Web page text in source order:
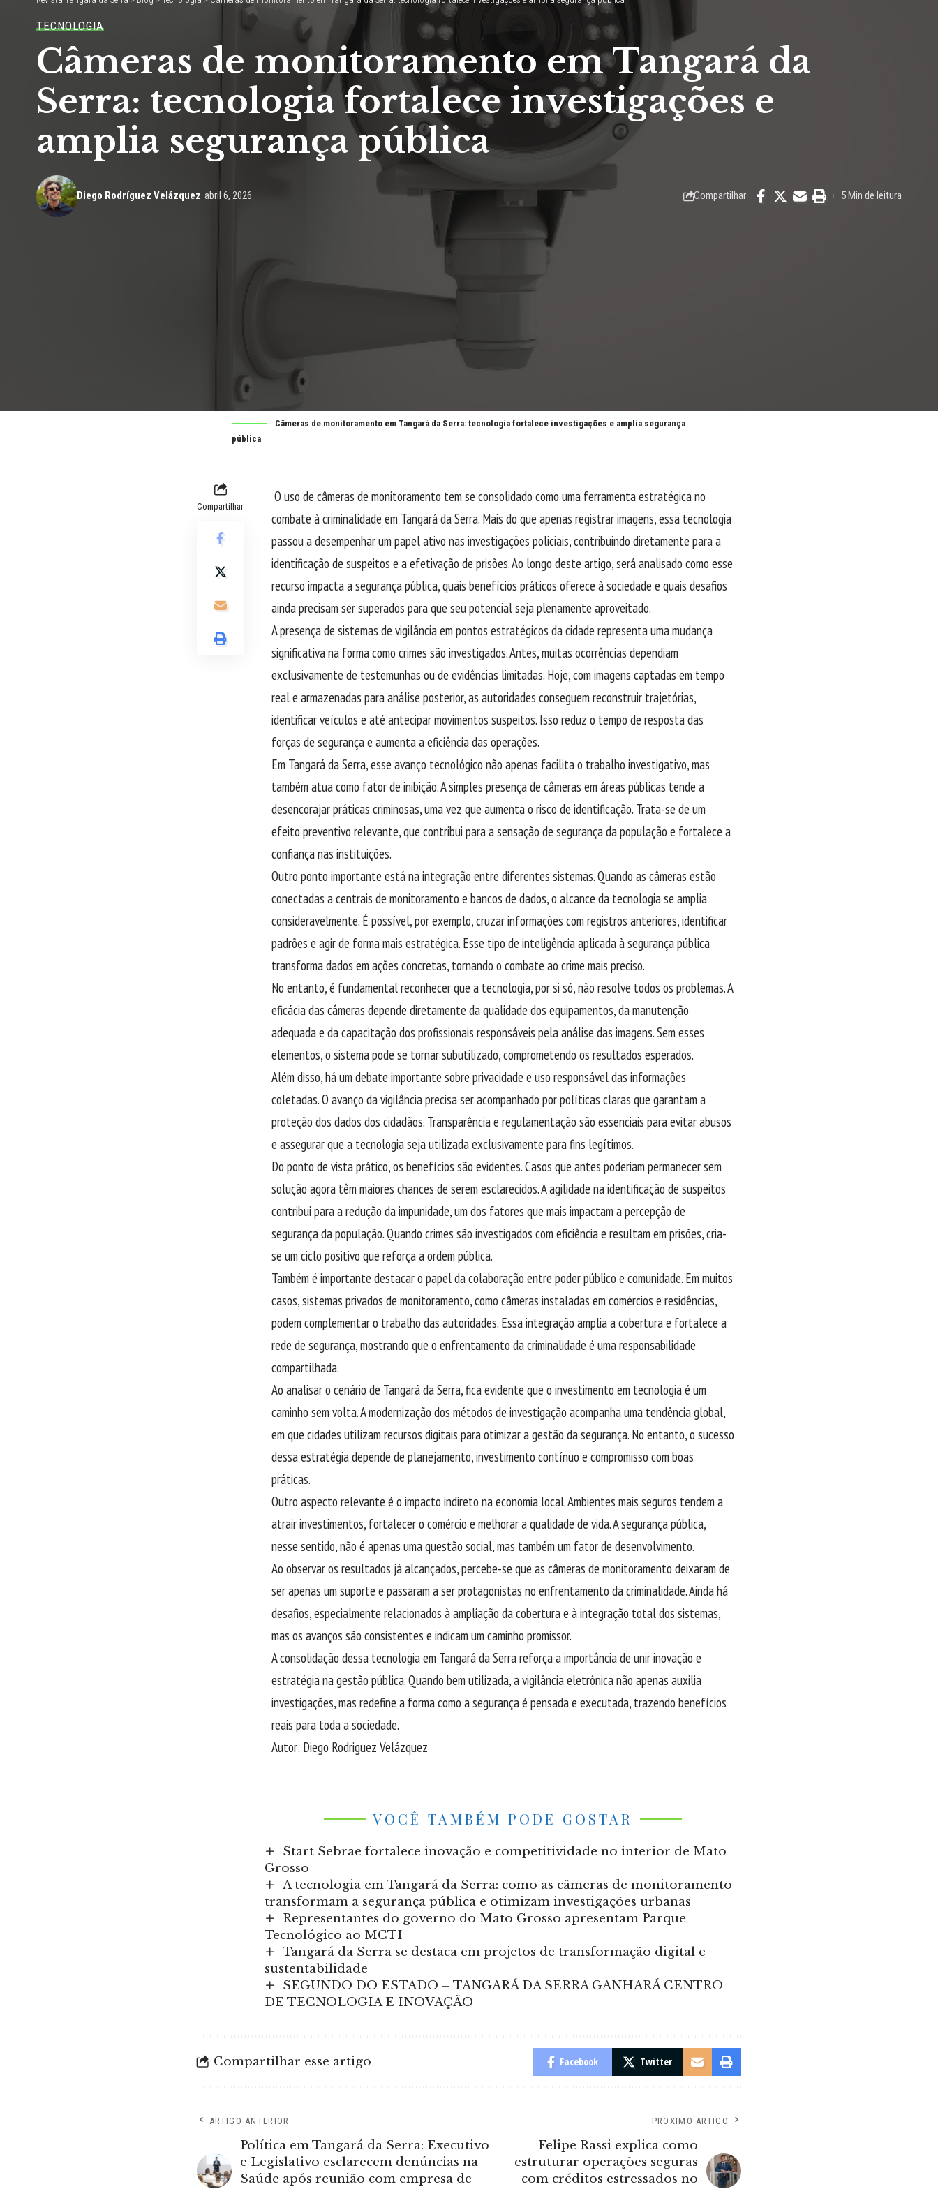
TECNOLOGIA
Câmeras de monitoramento em Tangará da
Serra: tecnologia fortalece investigações e
amplia segurança pública
Diego Rodríguez Velázquez abril 6, 2026 Compartilhar 5 Min de leitura
Câmeras de monitoramento em Tangará da Serra: tecnologia fortalece investigações e amplia segurança
pública
Compartilhar
O uso de câmeras de monitoramento tem se consolidado como uma ferramenta estratégica no
combate à criminalidade em Tangará da Serra. Mais do que apenas registrar imagens, essa tecnologia
passou a desempenhar um papel ativo nas investigações policiais, contribuindo diretamente para a
identificação de suspeitos e a efetivação de prisões. Ao longo deste artigo, será analisado como esse
recurso impacta a segurança pública, quais benefícios práticos oferece à sociedade e quais desafios
ainda precisam ser superados para que seu potencial seja plenamente aproveitado.
A presença de sistemas de vigilância em pontos estratégicos da cidade representa uma mudança
significativa na forma como crimes são investigados. Antes, muitas ocorrências dependiam
exclusivamente de testemunhas ou de evidências limitadas. Hoje, com imagens captadas em tempo
real e armazenadas para análise posterior, as autoridades conseguem reconstruir trajetórias,
identificar veículos e até antecipar movimentos suspeitos. Isso reduz o tempo de resposta das
forças de segurança e aumenta a eficiência das operações.
Em Tangará da Serra, esse avanço tecnológico não apenas facilita o trabalho investigativo, mas
também atua como fator de inibição. A simples presença de câmeras em áreas públicas tende a
desencorajar práticas criminosas, uma vez que aumenta o risco de identificação. Trata-se de um
efeito preventivo relevante, que contribui para a sensação de segurança da população e fortalece a
confiança nas instituições.
Outro ponto importante está na integração entre diferentes sistemas. Quando as câmeras estão
conectadas a centrais de monitoramento e bancos de dados, o alcance da tecnologia se amplia
consideravelmente. É possível, por exemplo, cruzar informações com registros anteriores, identificar
padrões e agir de forma mais estratégica. Esse tipo de inteligência aplicada à segurança pública
transforma dados em ações concretas, tornando o combate ao crime mais preciso.
No entanto, é fundamental reconhecer que a tecnologia, por si só, não resolve todos os problemas. A
eficácia das câmeras depende diretamente da qualidade dos equipamentos, da manutenção
adequada e da capacitação dos profissionais responsáveis pela análise das imagens. Sem esses
elementos, o sistema pode se tornar subutilizado, comprometendo os resultados esperados.
Além disso, há um debate importante sobre privacidade e uso responsável das informações
coletadas. O avanço da vigilância precisa ser acompanhado por políticas claras que garantam a
proteção dos dados dos cidadãos. Transparência e regulamentação são essenciais para evitar abusos
e assegurar que a tecnologia seja utilizada exclusivamente para fins legítimos.
Do ponto de vista prático, os benefícios são evidentes. Casos que antes poderiam permanecer sem
solução agora têm maiores chances de serem esclarecidos. A agilidade na identificação de suspeitos
contribui para a redução da impunidade, um dos fatores que mais impactam a percepção de
segurança da população. Quando crimes são investigados com eficiência e resultam em prisões, cria-
se um ciclo positivo que reforça a ordem pública.
Também é importante destacar o papel da colaboração entre poder público e comunidade. Em muitos
casos, sistemas privados de monitoramento, como câmeras instaladas em comércios e residências,
podem complementar o trabalho das autoridades. Essa integração amplia a cobertura e fortalece a
rede de segurança, mostrando que o enfrentamento da criminalidade é uma responsabilidade
compartilhada.
Ao analisar o cenário de Tangará da Serra, fica evidente que o investimento em tecnologia é um
caminho sem volta. A modernização dos métodos de investigação acompanha uma tendência global,
em que cidades utilizam recursos digitais para otimizar a gestão da segurança. No entanto, o sucesso
dessa estratégia depende de planejamento, investimento contínuo e compromisso com boas
práticas.
Outro aspecto relevante é o impacto indireto na economia local. Ambientes mais seguros tendem a
atrair investimentos, fortalecer o comércio e melhorar a qualidade de vida. A segurança pública,
nesse sentido, não é apenas uma questão social, mas também um fator de desenvolvimento.
Ao observar os resultados já alcançados, percebe-se que as câmeras de monitoramento deixaram de
ser apenas um suporte e passaram a ser protagonistas no enfrentamento da criminalidade. Ainda há
desafios, especialmente relacionados à ampliação da cobertura e à integração total dos sistemas,
mas os avanços são consistentes e indicam um caminho promissor.
A consolidação dessa tecnologia em Tangará da Serra reforça a importância de unir inovação e
estratégia na gestão pública. Quando bem utilizada, a vigilância eletrônica não apenas auxilia
investigações, mas redefine a forma como a segurança é pensada e executada, trazendo benefícios
reais para toda a sociedade.
Autor: Diego Rodriguez Velázquez
VOCÊ TAMBÉM PODE GOSTAR
Start Sebrae fortalece inovação e competitividade no interior de Mato
Grosso
A tecnologia em Tangará da Serra: como as câmeras de monitoramento
transformam a segurança pública e otimizam investigações urbanas
Representantes do governo do Mato Grosso apresentam Parque
Tecnológico ao MCTI
Tangará da Serra se destaca em projetos de transformação digital e
sustentabilidade
SEGUNDO DO ESTADO – TANGARÁ DA SERRA GANHARÁ CENTRO
DE TECNOLOGIA E INOVAÇÃO
Compartilhar esse artigo Facebook Twitter
ARTIGO ANTERIOR
Política em Tangará da Serra: Executivo
e Legislativo esclarecem denúncias na
Saúde após reunião com empresa de
PROXIMO ARTIGO
Felipe Rassi explica como
estruturar operações seguras
com créditos estressados no